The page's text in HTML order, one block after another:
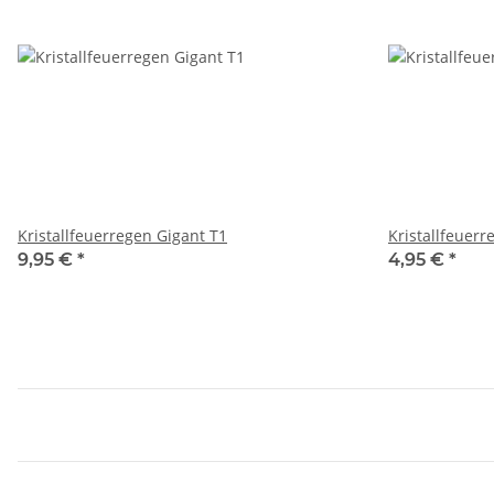
Kristallfeuerregen Gigant T1
9,95 € *
4,95 € *